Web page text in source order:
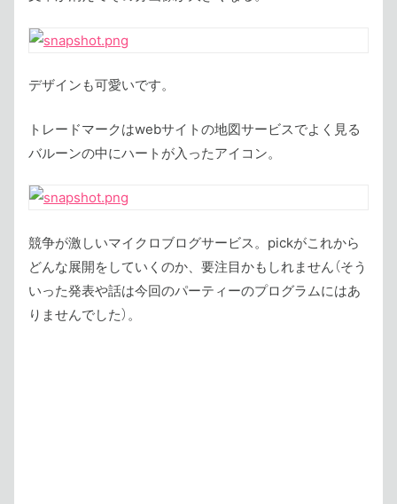
デザインも可愛いです。
トレードマークはwebサイトの地図サービスでよく見る
バルーンの中にハートが入ったアイコン。
競争が激しいマイクロブログサービス。pickがこれから
どんな展開をしていくのか、要注目かもしれません（そう
いった発表や話は今回のパーティーのプログラムにはあ
りませんでした）。